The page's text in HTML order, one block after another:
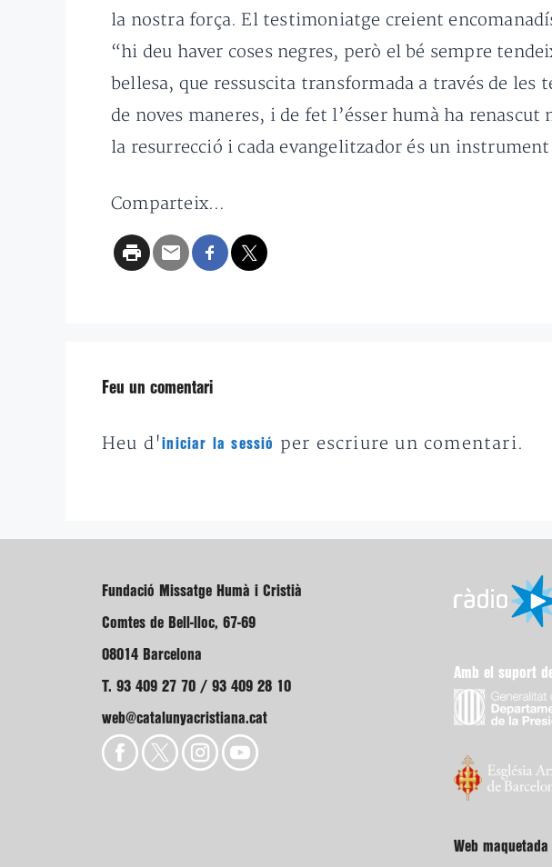
la nostra força. El testimoniatge creient
“hi deu haver coses negres, però el bé sempre
bellesa, que ressuscita transformada a través de
de noves maneres, i de fet l’ésser humà ha
la resurrecció i cada evangelitzador és un
Comparteix...
Feu un comentari
Heu d'iniciar la sessió per escriure un comentari.
Fundació Missatge Humà i Cristià
Comtes de Bell-lloc, 67-69
08014 Barcelona
T. 93 409 27 70 / 93 409 28 10
web@catalunyacristiana.cat
Amb el suport
Web maquetada